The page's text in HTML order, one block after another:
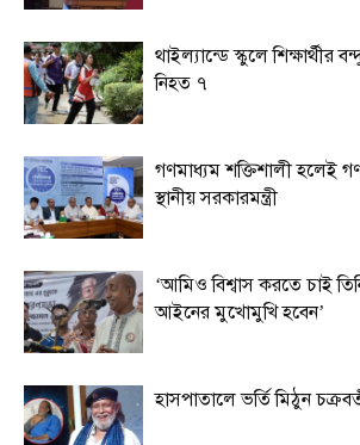
থাইল্যান্ডে স্কুলে শিক্ষার্থীর
নিহত ৭
গণমাধ্যম শক্তিশালী হলেই
স্থানীয় সরকারমন্ত্রী
‘আমিও বিশ্বাস করতে চাই
আইনের মুখোমুখি হবেন’
হাসপাতালে ভর্তি মিঠুন